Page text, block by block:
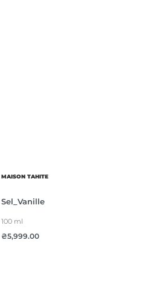
MAISON TAHITE
Sel_Vanille
100 ml
₴5,999.00